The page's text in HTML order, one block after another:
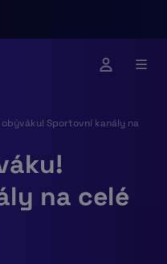
obýváku! Sportovní kanály na
na celé